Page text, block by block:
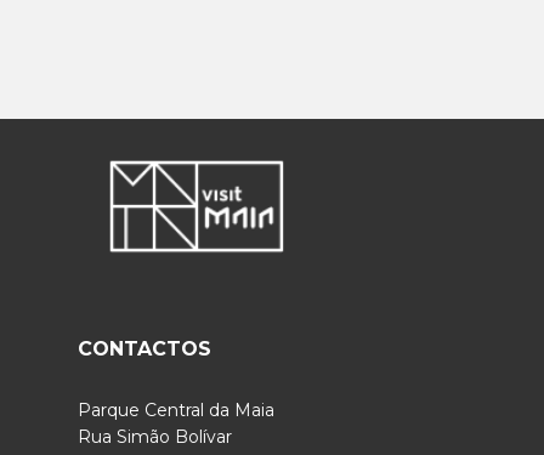
CONTACTOS
Parque Central da Maia
Rua Simão Bolívar